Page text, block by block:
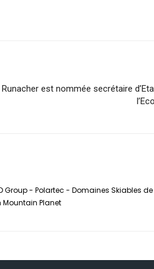
est nommée secrétaire
Group - Polartec - Domaines Skiables
Mountain Planet